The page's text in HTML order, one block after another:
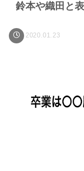
鈴本や織田と
2020.01.23